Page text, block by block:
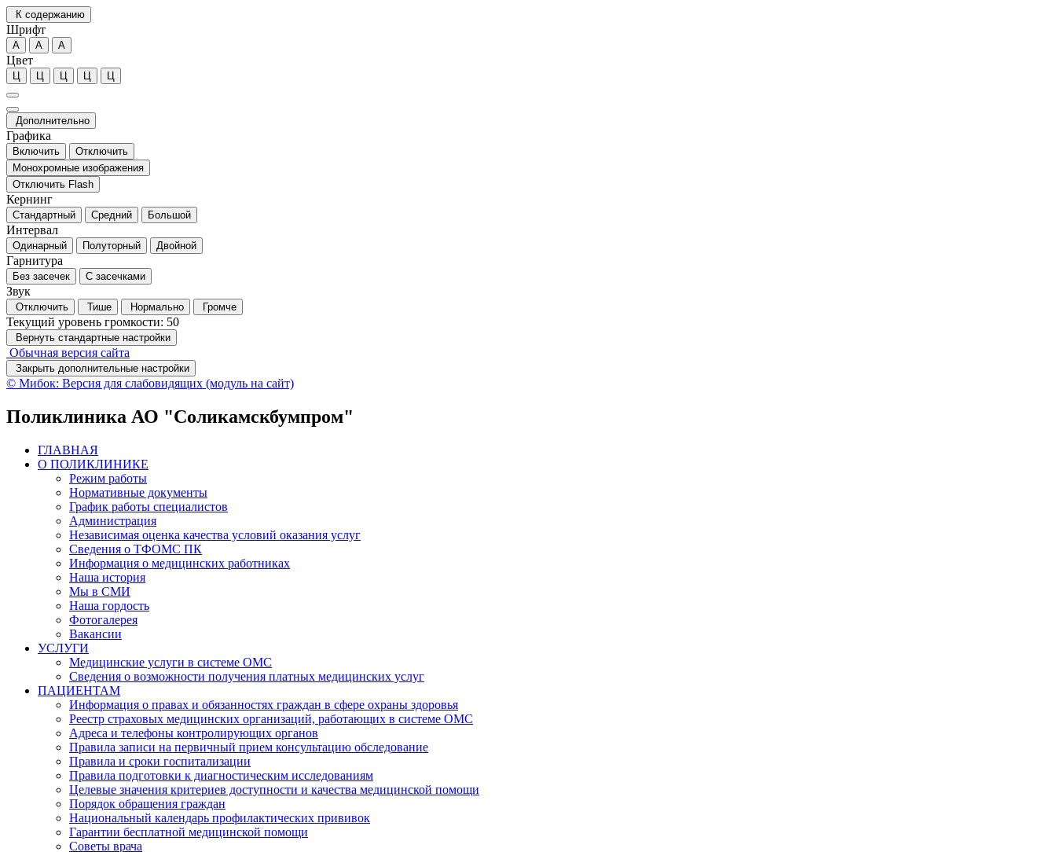
К содержанию
Шрифт
А А А
Цвет
Ц Ц Ц Ц Ц
Дополнительно
Графика
Включить
Отключить
Монохромные изображения
Отключить Flash
Кернинг
Стандартный Средний Большой
Интервал
Одинарный Полуторный Двойной
Гарнитура
Без засечек С засечками
Звук
Отключить Тише Нормально Громче
Текущий уровень громкости: 50
Вернуть стандартные настройки
Обычная версия сайта
Закрыть дополнительные настройки
© Мибок: Версия для слабовидящих (модуль на сайт)
Поликлиника АО "Соликамскбумпром"
ГЛАВНАЯ
О ПОЛИКЛИНИКЕ
Режим работы
Нормативные документы
График работы специалистов
Администрация
Независимая оценка качества условий оказания услуг
Сведения о ТФОМС ПК
Информация о медицинских работниках
Наша история
Мы в СМИ
Наша гордость
Фотогалерея
Вакансии
УСЛУГИ
Медицинские услуги в системе ОМС
Сведения о возможности получения платных медицинских услуг
ПАЦИЕНТАМ
Информация о правах и обязанностях граждан в сфере охраны здоровья
Реестр страховых медицинских организаций, работающих в системе ОМС
Адреса и телефоны контролирующих органов
Правила записи на первичный прием консультацию обследование
Правила и сроки госпитализации
Правила подготовки к диагностическим исследованиям
Целевые значения критериев доступности и качества медицинской помощи
Порядок обращения граждан
Национальный календарь профилактических прививок
Гарантии бесплатной медицинской помощи
Советы врача